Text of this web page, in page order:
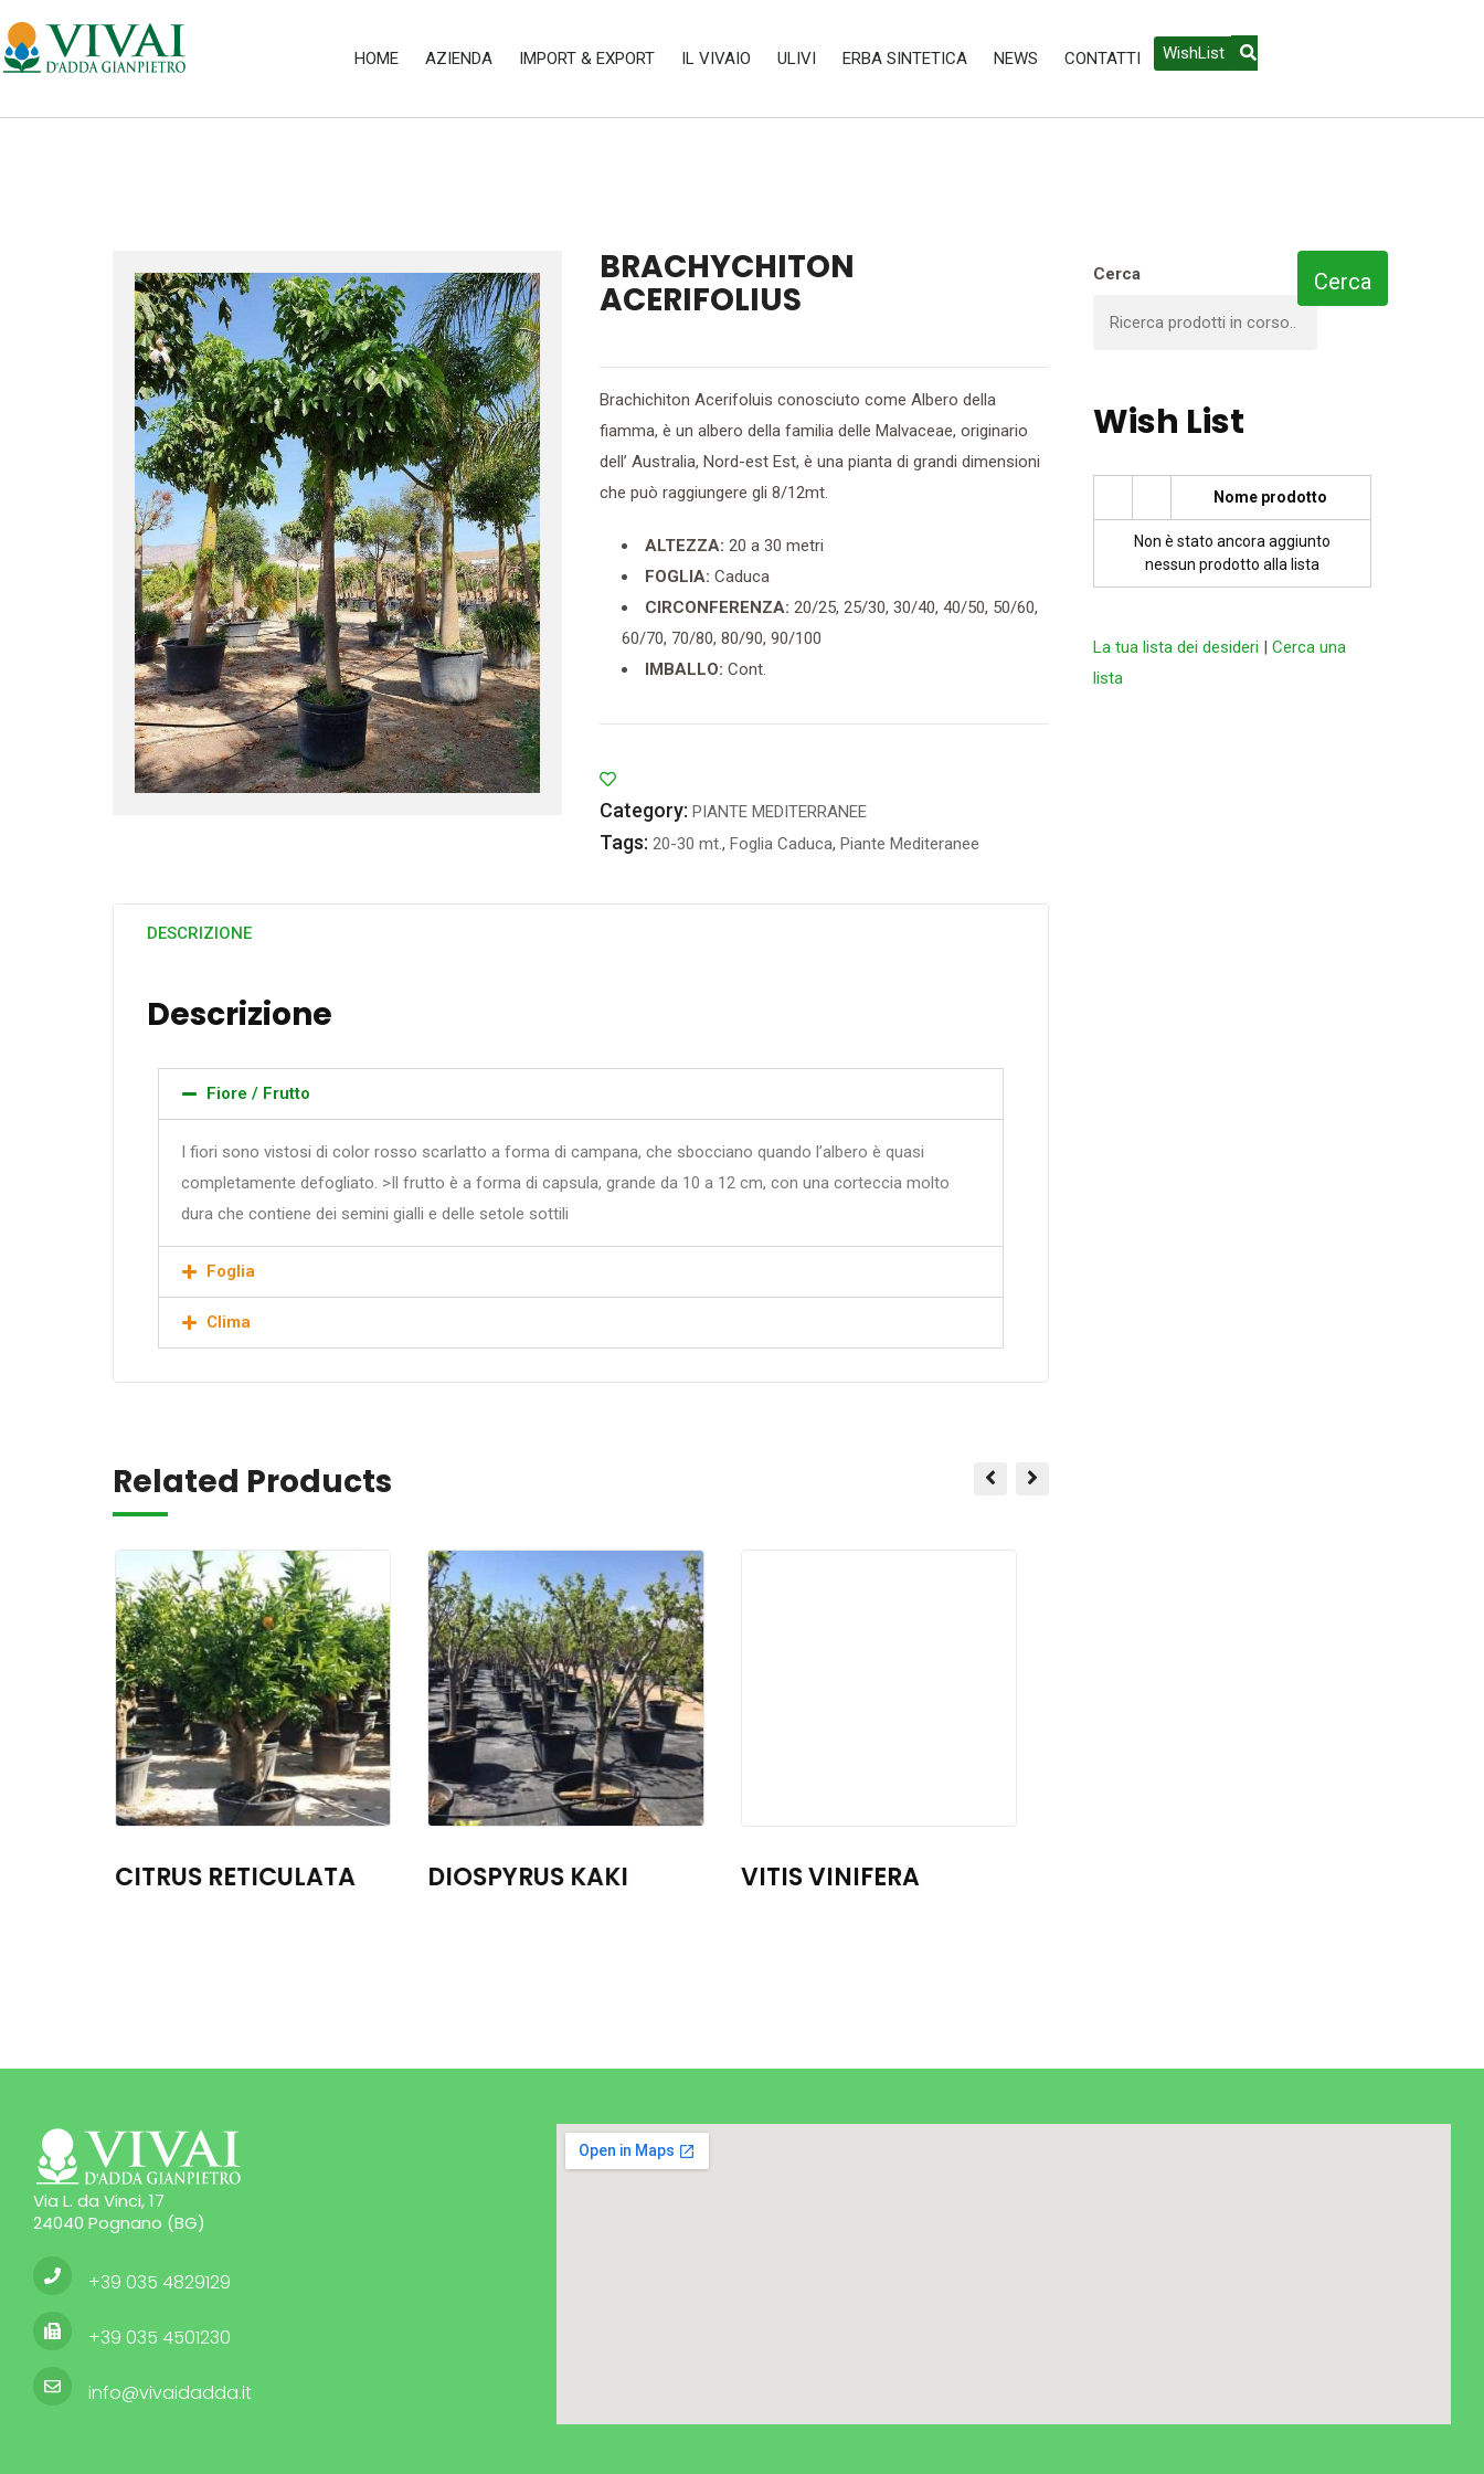
HOME AZIENDA IMPORT & EXPORT IL VIVAIO ULIVI ERBA SINTETICA NEWS CONTATTI WishList
BRACHYCHITON
ACERIFOLIUS
Brachichiton Acerifoluis conosciuto come Albero della
fiamma, è un albero della familia delle Malvaceae, originario
dell’ Australia, Nord-est Est, è una pianta di grandi dimensioni
che può raggiungere gli 8/12mt.
ALTEZZA: 20 a 30 metri
FOGLIA: Caduca
CIRCONFERENZA: 20/25, 25/30, 30/40, 40/50, 50/60,
60/70, 70/80, 80/90, 90/100
IMBALLO: Cont.
Category: PIANTE MEDITERRANEE
Tags: 20-30 mt., Foglia Caduca, Piante Mediteranee
DESCRIZIONE
Descrizione
Fiore / Frutto
I fiori sono vistosi di color rosso scarlatto a forma di campana, che sbocciano quando l’albero è quasi
completamente defogliato. >Il frutto è a forma di capsula, grande da 10 a 12 cm, con una corteccia molto
dura che contiene dei semini gialli e delle setole sottili
Foglia
Clima
Related Products
CITRUS RETICULATA DIOSPYRUS KAKI VITIS VINIFERA
Cerca Cerca
Wish List
Nome prodotto
Non è stato ancora aggiunto
nessun prodotto alla lista
La tua lista dei desideri | Cerca una
lista
Via L. da Vinci, 17
24040 Pognano (BG)
+39 035 4829129
+39 035 4501230
info@vivaidadda.it